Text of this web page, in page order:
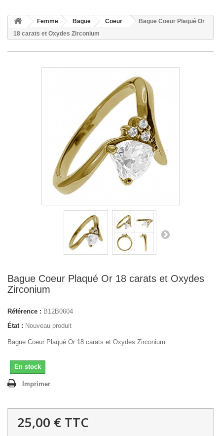
Femme Bague Coeur
Bague Coeur Plaqué Or
18 carats et Oxydes Zirconium
Bague Coeur Plaqué Or 18 carats et Oxydes
Zirconium
Référence : B12B0604
État : Nouveau produit
Bague Coeur Plaqué Or 18 carats et Oxydes Zirconium
En stock
Imprimer
25,00 € TTC